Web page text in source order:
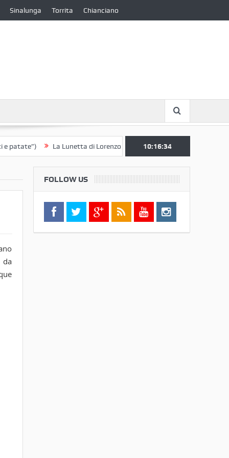
Sinalunga Torrita Chianciano
La Lunetta di Lorenzo Berrettini lascia il Convento di S. Chiara
10:16:35
da
FOLLOW US